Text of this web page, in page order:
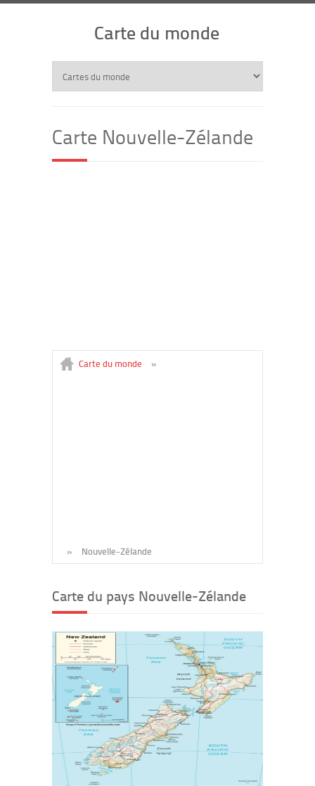
Carte du monde
Carte Nouvelle-Zélande
Carte du monde »
» Nouvelle-Zélande
Carte du pays Nouvelle-Zélande